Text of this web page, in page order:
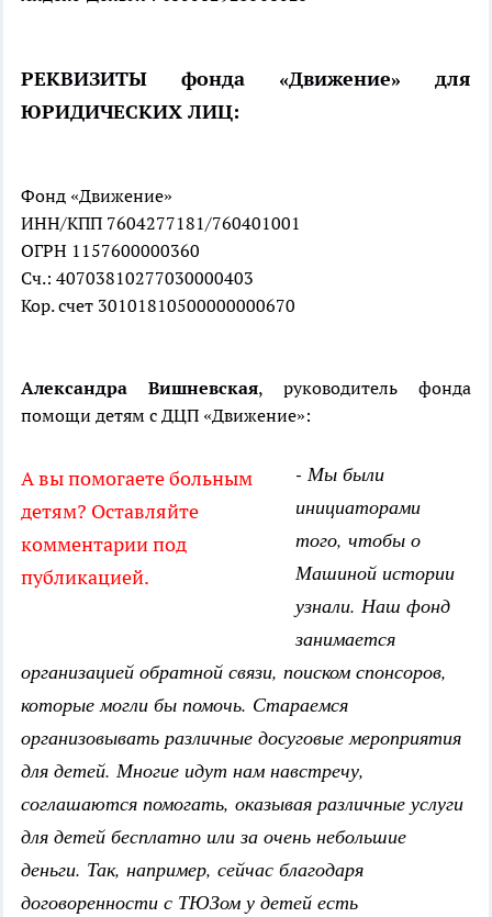
РЕКВИЗИТЫ фонда «Движение» для
ЮРИДИЧЕСКИХ ЛИЦ:
Фонд «Движение»
ИНН/КПП 7604277181/760401001
ОГРН 1157600000360
Сч.: 40703810277030000403
Кор. счет 30101810500000000670
Александра Вишневская, руководитель фонда
помощи детям с ДЦП «Движение»:
А вы помогаете больным
детям? Оставляйте
комментарии под
публикацией.
- Мы были
инициаторами
того, чтобы о
Машиной истории
узнали. Наш фонд
занимается
организацией обратной связи, поиском спонсоров,
которые могли бы помочь. Стараемся
организовывать различные досуговые мероприятия
для детей. Многие идут нам навстречу,
соглашаются помогать, оказывая различные услуги
для детей бесплатно или за очень небольшие
деньги. Так, например, сейчас благодаря
договоренности с ТЮЗом у детей есть